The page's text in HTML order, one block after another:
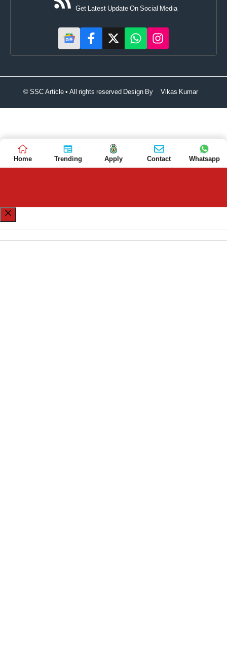
Get Latest Update On Social Media
© SSC Article • All rights reserved Design By Vikas Kumar
Home Trending Apply Contact Whatsapp